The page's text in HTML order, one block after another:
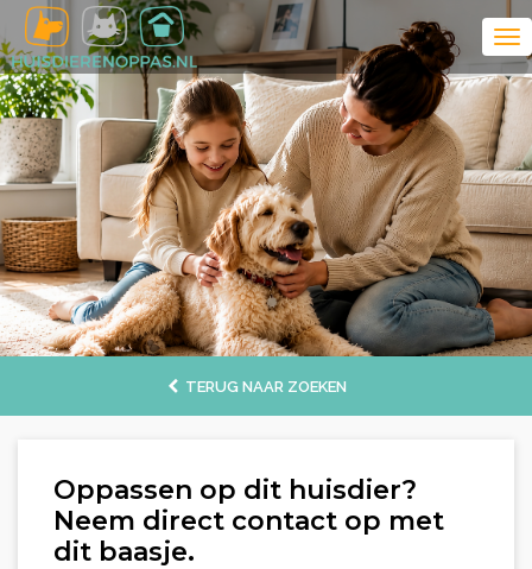
TERUG NAAR ZOEKEN
Oppassen op dit huisdier?
Neem direct contact op met
dit baasje.